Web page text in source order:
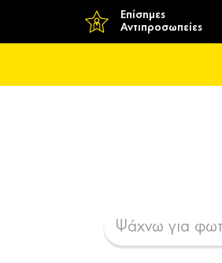
Επίσημες
Αντιπροσωπείες